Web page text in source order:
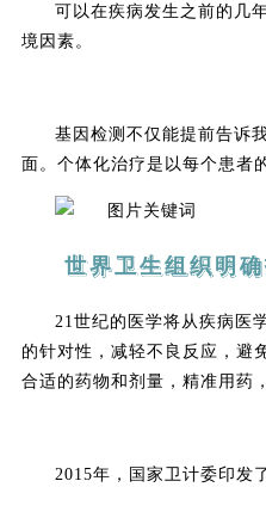
可以在疾病发生之前的几
境因素。
基因检测不仅能提前告诉
面。个体化治疗是以每个患者
世界卫生组织明确
21世纪的医学将从疾病医
的针对性，减轻不良反应，避
合适的药物和剂量，精准用药
2015年，国家卫计委印发